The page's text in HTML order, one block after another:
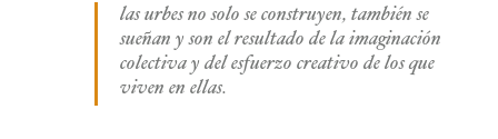
las urbes no solo se construyen, también se
sueñan y son el resultado de la imaginación
colectiva y del esfuerzo creativo de los que
viven en ellas.